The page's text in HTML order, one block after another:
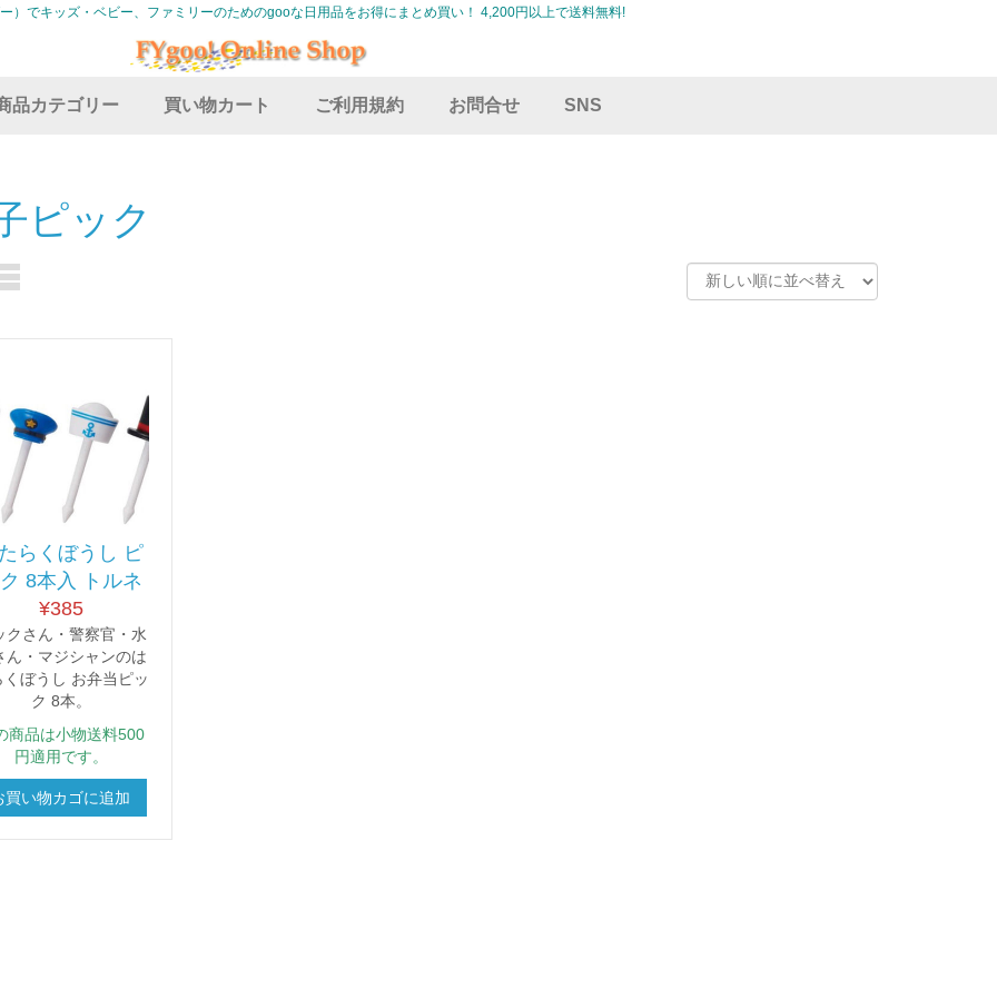
）でキッズ・ベビー、ファミリーのためのgooな日用品をお得にまとめ買い！ 4,200円以上で送料無料!
品カテゴリー 買い物カート ご利用規約 お問合せ SNS
ピック
らくぼうし ピ
8本入 トルネ
¥385
クさん・警察官・水
ん・マジシャンのは
くぼうし お弁当ピッ
ク 8本。
商品は小物送料500
円適用です。
買い物カゴに追加